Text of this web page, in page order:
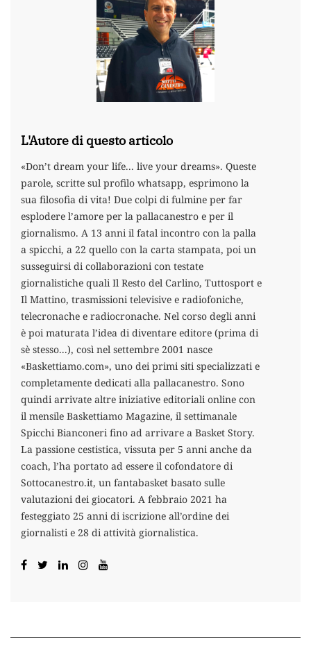
L'Autore di questo articolo
«Don’t dream your life... live your dreams». Queste
parole, scritte sul profilo whatsapp, esprimono la
sua filosofia di vita! Due colpi di fulmine per far
esplodere l’amore per la pallacanestro e per il
giornalismo. A 13 anni il fatal incontro con la palla
a spicchi, a 22 quello con la carta stampata, poi un
susseguirsi di collaborazioni con testate
giornalistiche quali Il Resto del Carlino, Tuttosport e
Il Mattino, trasmissioni televisive e radiofoniche,
telecronache e radiocronache. Nel corso degli anni
è poi maturata l’idea di diventare editore (prima di
sè stesso...), così nel settembre 2001 nasce
«Baskettiamo.com», uno dei primi siti specializzati e
completamente dedicati alla pallacanestro. Sono
quindi arrivate altre iniziative editoriali online con
il mensile Baskettiamo Magazine, il settimanale
Spicchi Bianconeri fino ad arrivare a Basket Story.
La passione cestistica, vissuta per 5 anni anche da
coach, l’ha portato ad essere il cofondatore di
Sottocanestro.it, un fantabasket basato sulle
valutazioni dei giocatori. A febbraio 2021 ha
festeggiato 25 anni di iscrizione all’ordine dei
giornalisti e 28 di attività giornalistica.